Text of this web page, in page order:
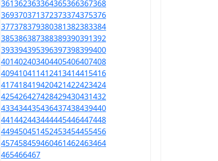
361362363364365366367368
369370371372373374375376
377378379380381382383384
385386387388389390391392
393394395396397398399400
401402403404405406407408
409410411412413414415416
417418419420421422423424
425426427428429430431432
433434435436437438439440
441442443444445446447448
449450451452453454455456
457458459460461462463464
465466467